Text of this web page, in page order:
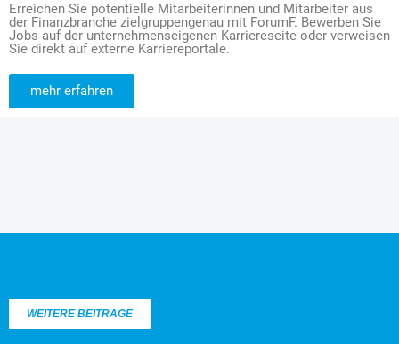
Erreichen Sie potentielle Mitarbeiterinnen und Mitarbeiter aus
der Finanzbranche zielgruppengenau mit ForumF. Bewerben Sie
Jobs auf der unternehmenseigenen Karriereseite oder verweisen
Sie direkt auf externe Karriereportale.
mehr erfahren
WEITERE BEITRÄGE